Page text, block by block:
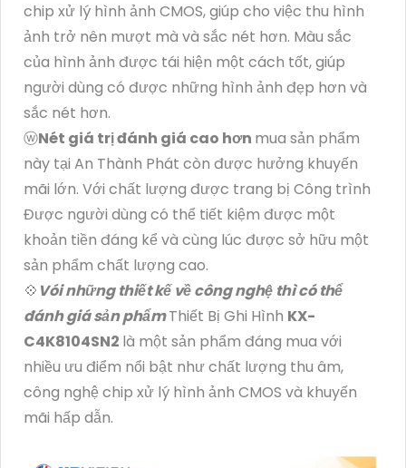
chip xử lý hình ảnh CMOS, giúp cho việc thu hình
ảnh trở nên mượt mà và sắc nét hơn. Màu sắc
của hình ảnh được tái hiện một cách tốt, giúp
người dùng có được những hình ảnh đẹp hơn và
sắc nét hơn.
ⓦNét giá trị đánh giá cao hơn mua sản phẩm
này tại An Thành Phát còn được hưởng khuyến
mãi lớn. Với chất lượng được trang bị Công trình
Được người dùng có thể tiết kiệm được một
khoản tiền đáng kể và cùng lúc được sở hữu một
sản phẩm chất lượng cao.
💠 Vói những thiết kế về công nghệ thì có thể
đánh giá sản phẩmThiết Bị Ghi Hình KX-
C4K8104SN2 là một sản phẩm đáng mua với
nhiều ưu điểm nổi bật như chất lượng thu âm,
công nghệ chip xử lý hình ảnh CMOS và khuyến
mãi hấp dẫn.